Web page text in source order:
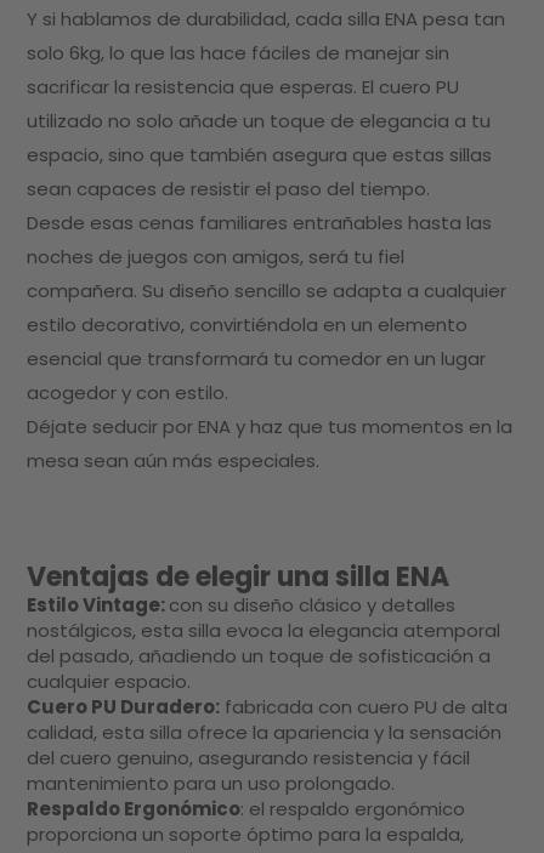
Y si hablamos de durabilidad, cada silla ENA pesa tan
solo 6kg, lo que las hace fáciles de manejar sin
sacrificar la resistencia que esperas. El cuero PU
utilizado no solo añade un toque de elegancia a tu
espacio, sino que también asegura que estas sillas
sean capaces de resistir el paso del tiempo.
Desde esas cenas familiares entrañables hasta las
noches de juegos con amigos, será tu fiel
compañera. Su diseño sencillo se adapta a cualquier
estilo decorativo, convirtiéndola en un elemento
esencial que transformará tu comedor en un lugar
acogedor y con estilo.
Déjate seducir por ENA y haz que tus momentos en la
mesa sean aún más especiales.
Ventajas de elegir una silla ENA
Estilo Vintage:con su diseño clásico y detalles
nostálgicos, esta silla evoca la elegancia atemporal
del pasado, añadiendo un toque de sofisticación a
cualquier espacio.
Cuero PU Duradero: fabricada con cuero PU de alta
calidad, esta silla ofrece la apariencia y la sensación
del cuero genuino, asegurando resistencia y fácil
mantenimiento para un uso prolongado.
Respaldo Ergonómico: el respaldo ergonómico
proporciona un soporte óptimo para la espalda,